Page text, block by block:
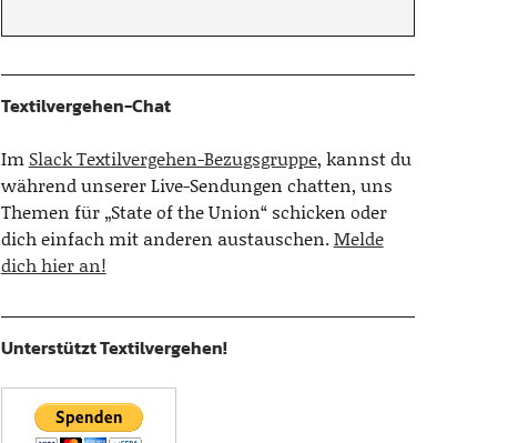
Textilvergehen-Chat
Im Slack Textilvergehen-Bezugsgruppe, kannst du
während unserer Live-Sendungen chatten, uns
Themen für „State of the Union“ schicken oder
dich einfach mit anderen austauschen.Melde
dich hier an!
Unterstützt Textilvergehen!